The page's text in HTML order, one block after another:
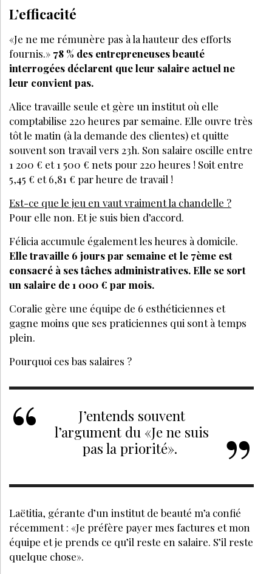
L’efficacité
«Je ne me rémunère pas à la hauteur des efforts
fournis.» 78 % des entrepreneuses beauté
interrogées déclarent que leur salaire actuel ne
leur convient pas.
Alice travaille seule et gère un institut où elle
comptabilise 220 heures par semaine. Elle ouvre très
tôt le matin (à la demande des clientes) et quitte
souvent son travail vers 23h. Son salaire oscille entre
1 200 € et 1 500 € nets pour 220 heures ! Soit entre
5,45 € et 6,81 € par heure de travail !
Est-ce que le jeu en vaut vraiment la chandelle ?
Pour elle non. Et je suis bien d’accord.
Félicia accumule également les heures à domicile.
Elle travaille 6 jours par semaine et le 7ème est
consacré à ses tâches administratives. Elle se sort
un salaire de 1 000 € par mois.
Coralie gère une équipe de 6 esthéticiennes et
gagne moins que ses praticiennes qui sont à temps
plein.
Pourquoi ces bas salaires ?
J’entends souvent
l’argument du «Je ne suis
pas la priorité».
Laëtitia, gérante d’un institut de beauté m’a confié
récemment : «Je préfère payer mes factures et mon
équipe et je prends ce qu’il reste en salaire. S’il reste
quelque chose».